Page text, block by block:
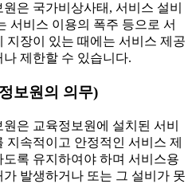
은 국가비상사태, 서비스 설비
서비스 이용의 폭주 등으로 서
지장이 있는 때에는 서비스 제공
나 제한할 수 있습니다.
보원의 의무)
은 교육정보원에 설치된 서비
지속적이고 안정적인 서비스 제
도록 유지하여야 하며 서비스용
가 발생하거나 또는 그 설비가 못